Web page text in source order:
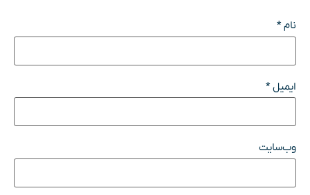
نام*
ایمیل*
وب‌سایت